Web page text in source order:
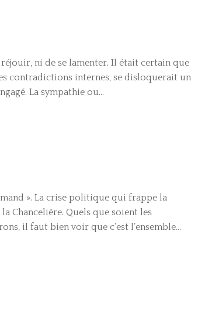
ni de se lamenter. Il était certain que
contradictions internes, se disloquerait un
La sympathie ou...
». La crise politique qui frappe la
Chancelière. Quels que soient les
il faut bien voir que c’est l’ensemble...